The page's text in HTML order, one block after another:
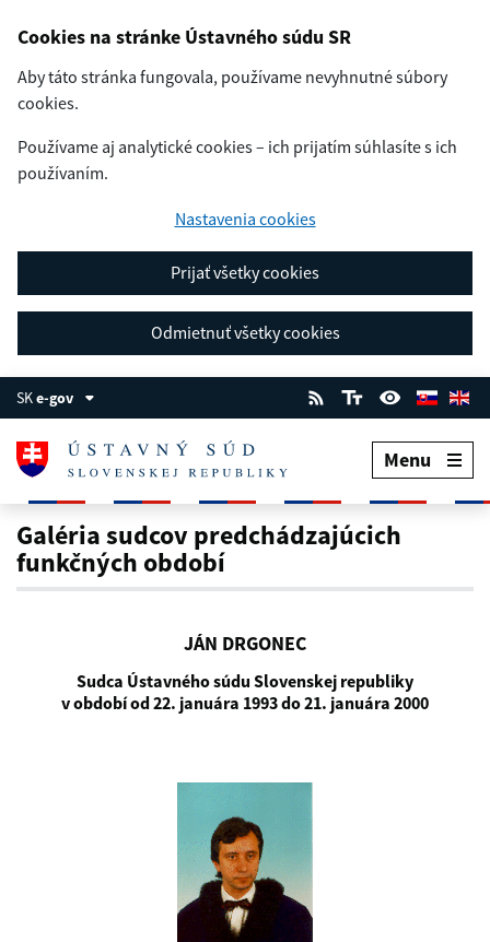
Cookies na stránke Ústavného súdu SR
Aby táto stránka fungovala, používame nevyhnutné súbory
cookies.
Používame aj analytické cookies – ich prijatím súhlasíte s ich
používaním.
Nastavenia cookies
Prijať všetky cookies
Odmietnuť všetky cookies
SKe-gov
Menu
Ján Drgonec
Galéria sudcov predchádzajúcich
funkčných období
JÁN DRGONEC
Sudca Ústavného súdu Slovenskej republiky
v období od 22. januára 1993 do 21. januára 2000